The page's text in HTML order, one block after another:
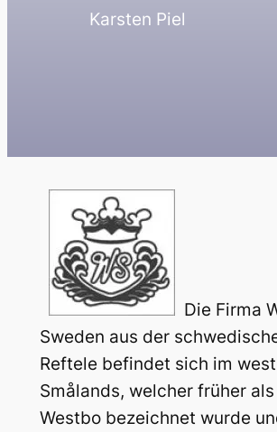
Karsten Piel
Die Firma
Sweden aus der
Reftele befindet sich im
Smålands, welcher früher als
Westbo bezeichnet wurde